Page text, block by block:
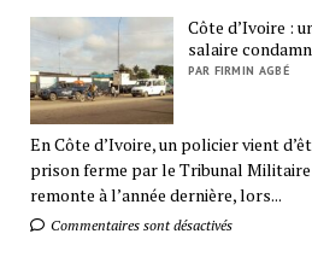
Côte d’Ivoire :
salaire
PAR FIRMIN AGBÉ
En Côte d’Ivoire, un policier vient
prison ferme par le Tribunal Militaire
remonte à l’année dernière, lors...
Commentaires sont désactivés